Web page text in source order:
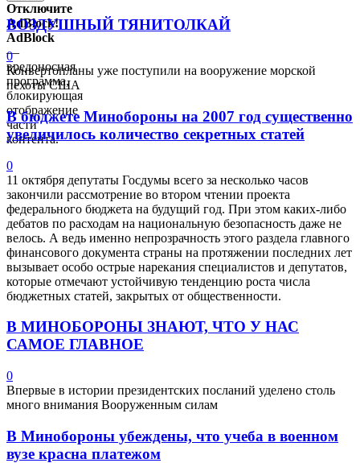
Отключите
AdBlock!
AdBlock
—
вредоносная
программа,
блокирующая
отображение
части
контента.
ВОЗДУШНЫЙ ТЯНИТОЛКАЙ
0
Конвертопланы уже поступили на вооружение морской
пехоты США
В бюджете Минобороны на 2007 год существенно
увеличилось количество секретных статей
0
11 октября депутаты Госдумы всего за несколько часов
закончили рассмотрение во втором чтении проекта
федерального бюджета на будущий год. При этом каких-либо
дебатов по расходам на национальную безопасность даже не
велось. А ведь именно непрозрачность этого раздела главного
финансового документа страны на протяжении последних лет
вызывает особо острые нарекания специалистов и депутатов,
которые отмечают устойчивую тенденцию роста числа
бюджетных статей, закрытых от общественности.
В МИНОБОРОНЫ ЗНАЮТ, ЧТО У НАС
САМОЕ ГЛАВНОЕ
0
Впервые в истории президентских посланий уделено столь
много внимания Вооруженным силам
В Минобороны убеждены, что учеба в военном
вузе красна платежом